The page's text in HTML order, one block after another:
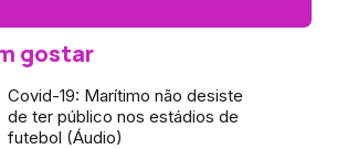
gostar
Covid-19: Marítimo não desiste
de ter público nos estádios de
futebol (Áudio)